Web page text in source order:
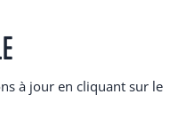
à jour en cliquant sur le